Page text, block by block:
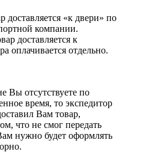
доставляется «к двери» по
компании.
доставляется к
оплачивается отдельно.
Вы отсутствуете по
время, то экспедитор
Вам товар,
что не смог передать
нужно будет оформлять